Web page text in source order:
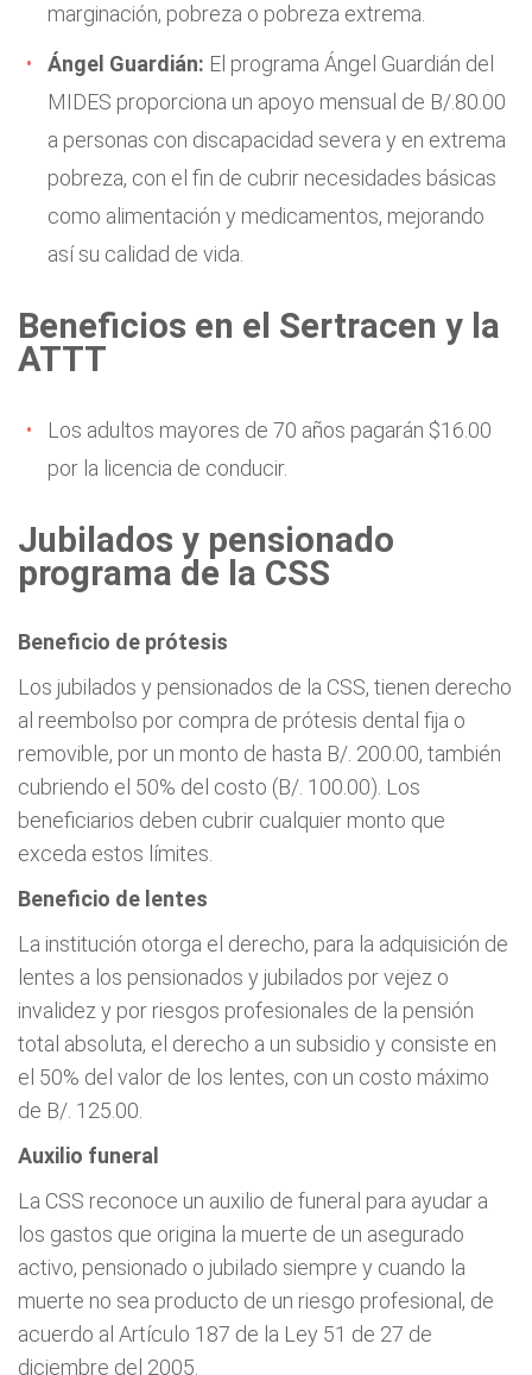
marginación, pobreza o pobreza extrema.
Ángel Guardián: El programa Ángel Guardián del
MIDES proporciona un apoyo mensual de B/.80.00
a personas con discapacidad severa y en extrema
pobreza, con el fin de cubrir necesidades básicas
como alimentación y medicamentos, mejorando
así su calidad de vida.
Beneficios en el Sertracen y la
ATTT
Los adultos mayores de 70 años pagarán $16.00
por la licencia de conducir.
Jubilados y pensionado
programa de la CSS
Beneficio de prótesis
Los jubilados y pensionados de la CSS, tienen derecho
al reembolso por compra de prótesis dental fija o
removible, por un monto de hasta B/. 200.00, también
cubriendo el 50% del costo (B/. 100.00). Los
beneficiarios deben cubrir cualquier monto que
exceda estos límites.
Beneficio de lentes
La institución otorga el derecho, para la adquisición de
lentes a los pensionados y jubilados por vejez o
invalidez y por riesgos profesionales de la pensión
total absoluta, el derecho a un subsidio y consiste en
el 50% del valor de los lentes, con un costo máximo
de B/. 125.00.
Auxilio funeral
La CSS reconoce un auxilio de funeral para ayudar a
los gastos que origina la muerte de un asegurado
activo, pensionado o jubilado siempre y cuando la
muerte no sea producto de un riesgo profesional, de
acuerdo al Artículo 187 de la Ley 51 de 27 de
diciembre del 2005.